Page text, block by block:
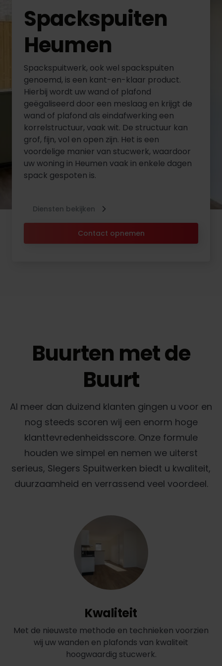
Spackspuiten
Heumen
Spackspuitwerk, ook wel spackspuiten
genoemd, is een kant-en-klaar product.
Hierbij wordt uw wand of plafond
geëgaliseerd door een meslaag en krijgt de
wand of plafond als eindafwerking een
korrelstructuur, vaak wit. De structuur kan
grof, fijn, vol en open zijn. Het is een
voordelige manier van stucwerk, waardoor
uw woning in Heumen vaak in enkele dagen
spack gespoten is.
Contact opnemen
Diensten bekijken
Buurten met de
Buurt
Al meer dan duizend klanten gingen u voor en
nog steeds scoren wij een enorm hoge
klanttevredenheidsscore. Onze formule
houden we simpel en nemen we uiterst
serieus, Slegers Spuitwerken biedt u kwaliteit,
duurzaamheid en verrassend veel voordeel.
Kwaliteit
Met de nieuwste methode en technieken voorzien
wij uw wanden en plafonds van kwaliteit
hoogwaardig stucwerk.